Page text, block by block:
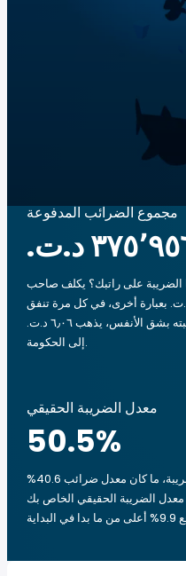
مجموع الضرائب المدفوعة
على راتبك؟ يكلف صاحب
124,434د.ت لدفع 620,000د.ت. بعبارة أخرى، في كل مرة تنفق
فيها مبلغاً ‏١٠ د.ت.‏من المال الذي كسبته بشق الأنفس، يذهب ‏٦٫٠٦ د.ت.‏
إلى الحكومة.
معدل الضريبة الحقيقي
50.5%
لذلك، بدفعك أنت وصاحب العمل الضريبة، ما كان معدل ضرائب 40.6%
يعني أن معدل الضريبة الحقيقي الخاص بك